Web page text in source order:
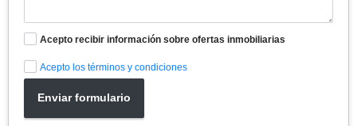
Acepto recibir información sobre ofertas inmobiliarias
Acepto los términos y condiciones
Enviar formulario